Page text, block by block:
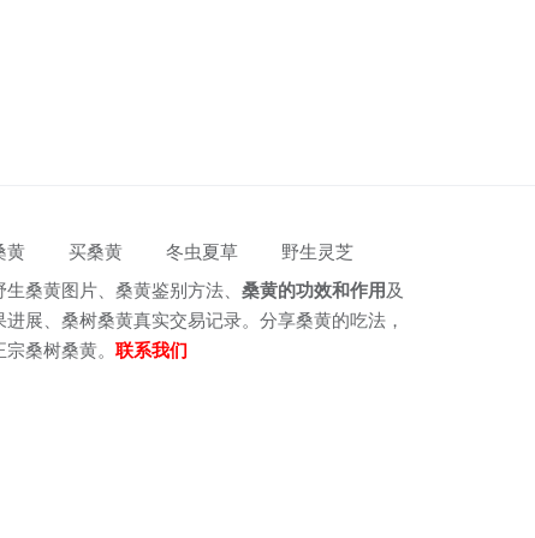
黄 买桑黄 冬虫夏草
野生灵芝
桑黄图片、桑黄鉴别方法、 桑黄的功效和作用及
展、桑树桑黄真实交易记录。分享桑黄的吃法，
桑树桑黄。 联系我们